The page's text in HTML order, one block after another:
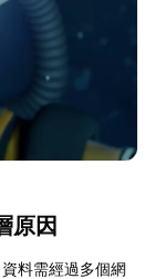
原因
料需經過多個網